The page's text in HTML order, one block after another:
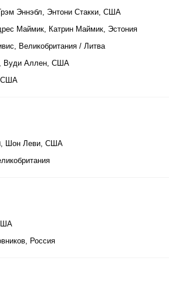
Эннэбл, Энтони Стакки, США
Маймик, Катрин Маймик, Эстония
Великобритания / Литва
Вуди Аллен, США
США
, Шон Леви, США
Россия